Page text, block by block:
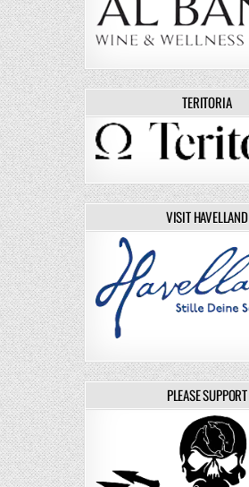
TERITORIA
VISIT HAVELLAND
PLEASE SUPPORT